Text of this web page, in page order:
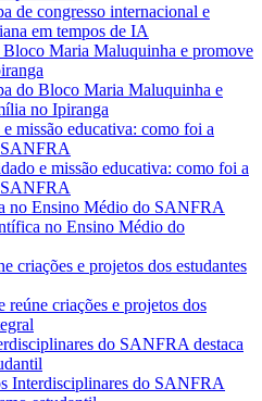
de congresso internacional e
em tempos de IA
do Bloco Maria Maluquinha e
no Ipiranga
e missão educativa: como foi a
SANFRA
no Ensino Médio do
reúne criações e projetos dos
Interdisciplinares do SANFRA